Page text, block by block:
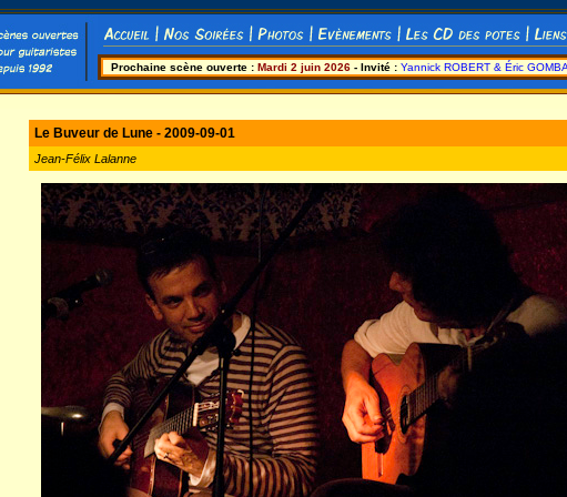
Prochaine scène ouverte : Mardi 2 juin 2026 - Invité : Yannick ROBERT & Éric
Le Buveur de Lune - 2009-09-01
Jean-Félix Lalanne